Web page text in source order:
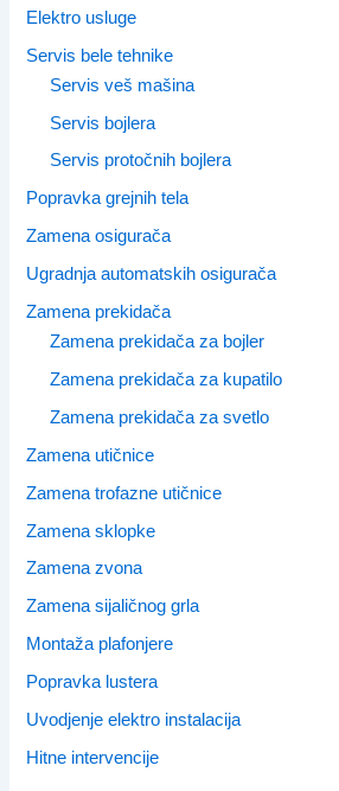
Elektro usluge
Servis bele tehnike
Servis veš mašina
Servis bojlera
Servis protočnih bojlera
Popravka grejnih tela
Zamena osigurača
Ugradnja automatskih osigurača
Zamena prekidača
Zamena prekidača za bojler
Zamena prekidača za kupatilo
Zamena prekidača za svetlo
Zamena utičnice
Zamena trofazne utičnice
Zamena sklopke
Zamena zvona
Zamena sijaličnog grla
Montaža plafonjere
Popravka lustera
Uvodjenje elektro instalacija
Hitne intervencije